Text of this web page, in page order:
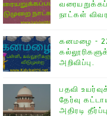
நாட்கள்
கனமழை -
அறிவிப்பு.
பதவி
தேர்வு
அதிரடி